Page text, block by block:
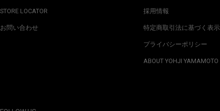
STORE LOCATOR
お問い合わせ
採用情報
特定商取引法に基づく表示
プライバシーポリシー
ABOUT YOHJI YAMAMOTO